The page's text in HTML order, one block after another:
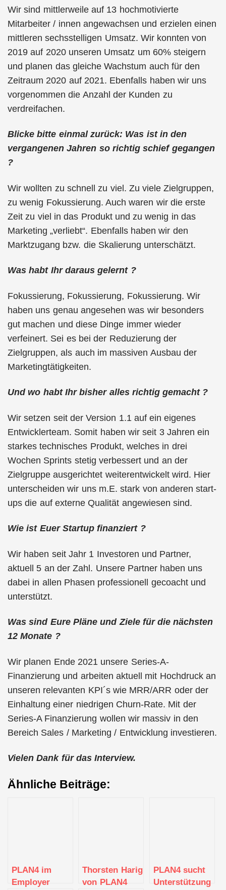
Wir sind mittlerweile auf 13 hochmotivierte
Mitarbeiter / innen angewachsen und erzielen einen
mittleren sechsstelligen Umsatz. Wir konnten von
2019 auf 2020 unseren Umsatz um 60% steigern
und planen das gleiche Wachstum auch für den
Zeitraum 2020 auf 2021. Ebenfalls haben wir uns
vorgenommen die Anzahl der Kunden zu
verdreifachen.
Blicke bitte einmal zurück: Was ist in den
vergangenen Jahren so richtig schief gegangen
?
Wir wollten zu schnell zu viel. Zu viele Zielgruppen,
zu wenig Fokussierung. Auch waren wir die erste
Zeit zu viel in das Produkt und zu wenig in das
Marketing „verliebt“. Ebenfalls haben wir den
Marktzugang bzw. die Skalierung unterschätzt.
Was habt Ihr daraus gelernt ?
Fokussierung, Fokussierung, Fokussierung. Wir
haben uns genau angesehen was wir besonders
gut machen und diese Dinge immer wieder
verfeinert. Sei es bei der Reduzierung der
Zielgruppen, als auch im massiven Ausbau der
Marketingtätigkeiten.
Und wo habt Ihr bisher alles richtig gemacht ?
Wir setzen seit der Version 1.1 auf ein eigenes
Entwicklerteam. Somit haben wir seit 3 Jahren ein
starkes technisches Produkt, welches in drei
Wochen Sprints stetig verbessert und an der
Zielgruppe ausgerichtet weiterentwickelt wird. Hier
unterscheiden wir uns m.E. stark von anderen start-
ups die auf externe Qualität angewiesen sind.
Wie ist Euer Startup finanziert ?
Wir haben seit Jahr 1 Investoren und Partner,
aktuell 5 an der Zahl. Unsere Partner haben uns
dabei in allen Phasen professionell gecoacht und
unterstützt.
Was sind Eure Pläne und Ziele für die nächsten
12 Monate ?
Wir planen Ende 2021 unsere Series-A-
Finanzierung und arbeiten aktuell mit Hochdruck an
unseren relevanten KPI´s wie MRR/ARR oder der
Einhaltung einer niedrigen Churn-Rate. Mit der
Series-A Finanzierung wollen wir massiv in den
Bereich Sales / Marketing / Entwicklung investieren.
Vielen Dank für das Interview.
Ähnliche Beiträge:
PLAN4 im
Employer
Thorsten Harig
von PLAN4
PLAN4 sucht
Unterstützung